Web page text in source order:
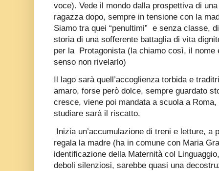
voce). Vede il mondo dalla prospettiva di
ragazza dopo, sempre in tensione con la
Siamo tra quei “penultimi” e senza classe,
storia di una sofferente battaglia di vita
per la Protagonista (la chiamo così, il nome
senso non rivelarlo)
Il lago sarà quell’accoglienza torbida e
amaro, forse però dolce, sempre guardato
cresce, viene poi mandata a scuola a
studiare sarà il riscatto.
Inizia un’accumulazione di treni e letture, a
regala la madre (ha in comune con Maria
identificazione della Maternità col
deboli silenziosi, sarebbe quasi una